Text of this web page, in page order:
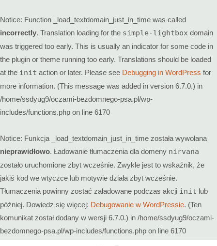
Notice: Function _load_textdomain_just_in_time was called
incorrectly. Translation loading for the simple-lightbox domain
was triggered too early. This is usually an indicator for some code in
the plugin or theme running too early. Translations should be loaded
at the init action or later. Please see Debugging in WordPress for
more information. (This message was added in version 6.7.0.) in
/home/ssdyug9/oczami-bezdomnego-psa.pl/wp-
includes/functions.php on line 6170
Notice: Funkcja _load_textdomain_just_in_time została wywołana
nieprawidłowo. Ładowanie tłumaczenia dla domeny nirvana
zostało uruchomione zbyt wcześnie. Zwykle jest to wskaźnik, że
jakiś kod we wtyczce lub motywie działa zbyt wcześnie.
Tłumaczenia powinny zostać załadowane podczas akcji init lub
później. Dowiedz się więcej: Debugowanie w WordPressie. (Ten
komunikat został dodany w wersji 6.7.0.) in /home/ssdyug9/oczami-
bezdomnego-psa.pl/wp-includes/functions.php on line 6170